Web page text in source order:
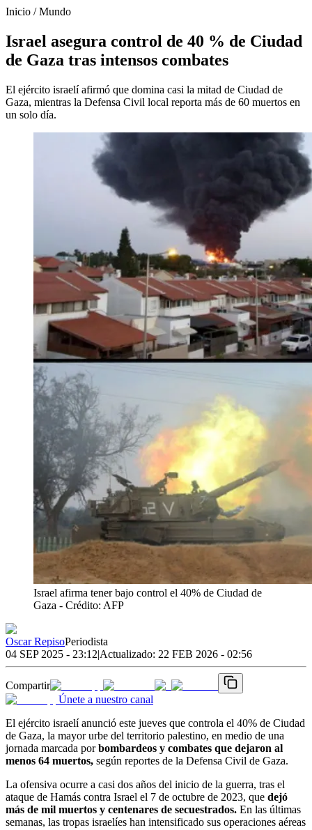
Inicio /Mundo
Israel asegura control de 40 % de Ciudad
de Gaza tras intensos combates
El ejército israelí afirmó que domina casi la mitad de Ciudad de
Gaza, mientras la Defensa Civil local reporta más de 60 muertos en
un solo día.
Israel afirma tener bajo control el 40% de Ciudad de
Gaza - Crédito: AFP
Oscar RepisoPeriodista
04 SEP 2025 - 23:12|Actualizado: 22 FEB 2026 - 02:56
Compartir
Únete a nuestro canal
El ejército israelí anunció este jueves que controla el 40% de Ciudad
de Gaza, la mayor urbe del territorio palestino, en medio de una
jornada marcada porbombardeos y combates que dejaron al
menos 64 muertos, según reportes de la Defensa Civil de Gaza.
La ofensiva ocurre a casi dos años del inicio de la guerra, tras el
ataque de Hamás contra Israel el 7 de octubre de 2023, que dejó
más de mil muertos y centenares de secuestrados. En las últimas
semanas, las tropas israelíes han intensificado sus operaciones aéreas